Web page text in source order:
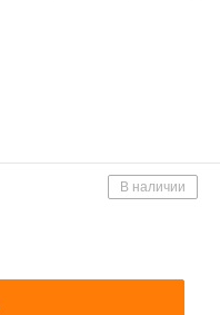
В наличии